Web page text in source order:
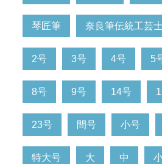
琴匠筆 奈良筆伝統工芸
2号 3号 4号 5
8号 9号 14号
23号 間号 小号
特大号 大 中